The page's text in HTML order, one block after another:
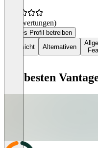
(0 Bewertungen)
Dieses Profil betreiben
Übersicht
Alternativen
Die besten